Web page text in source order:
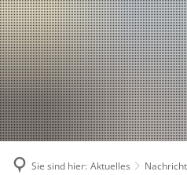
Nachrichten
Bürgerservice
Online Dienste
Landkreis
Politik
Über den Landkreis
Sie sind hier: Aktuelles